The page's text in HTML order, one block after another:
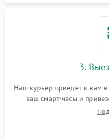
3.
Наш курьер приедет к вам
ваш смарт-часы и